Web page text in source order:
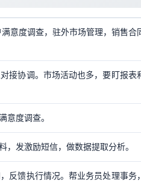
满意度调查，驻外市场管理，销售合
接协调。市场活动也多，要盯报表
意度调查。
发激励短信，做数据提取分析。
反馈执行情况。帮业务员处理事务